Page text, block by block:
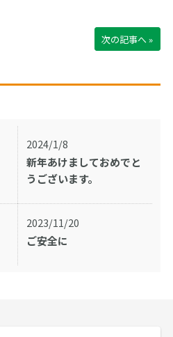
次の記事へ »
2024/1/8
新年あけましておめでと
うございます。
2023/11/20
ご安全に